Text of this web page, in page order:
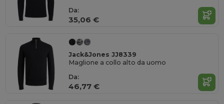
Da:
35,06 €
Jack&Jones JJ8339
Maglione a collo alto da uomo
Da:
46,77 €